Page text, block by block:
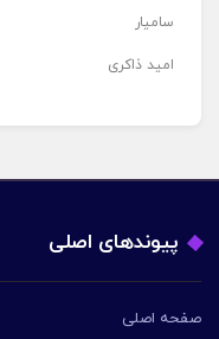
سامیار
امید ذاکری
پیوندهای اصلی
صفحه اصلی